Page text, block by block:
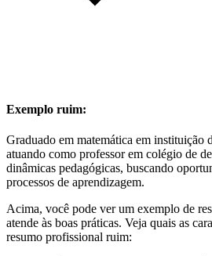
Exemplo ruim:
Graduado em matemática em instituição
atuando como professor em colégio de
dinâmicas pedagógicas, buscando
processos de aprendizagem.
Acima, você pode ver um exemplo de
atende às boas práticas. Veja quais as
resumo profissional ruim: